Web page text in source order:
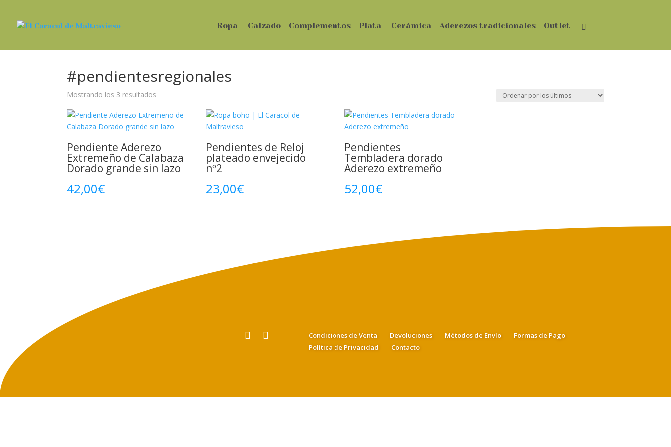
Ropa Calzado Complementos Plata Cerámica Aderezos tradicionales Outlet
#pendientesregionales
Mostrando los 3 resultados
los
últimos
Pendiente Aderezo
Extremeño de Calabaza
Dorado grande sin lazo
42,00€
Pendientes de Reloj
plateado envejecido
nº2
23,00€
Pendientes
Tembladera dorado
Aderezo extremeño
52,00€
Condiciones de Venta Devoluciones Métodos de Envío
Formas de Pago
Política de Privacidad
Contacto